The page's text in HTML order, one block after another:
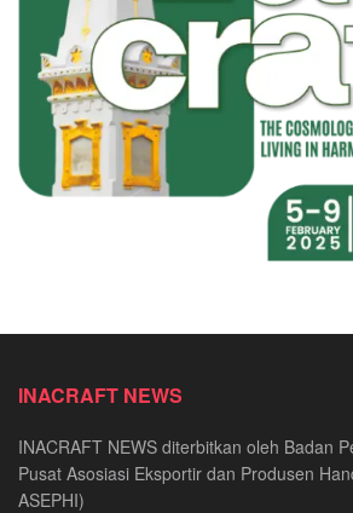
INACRAFT NEWS
INACRAFT NEWS diterbitkan oleh Badan
Pusat Asosiasi Eksportir dan Produsen
ASEPHI)